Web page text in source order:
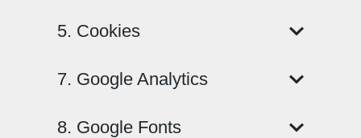
5. Cookies
7. Google Analytics
8. Google Fonts